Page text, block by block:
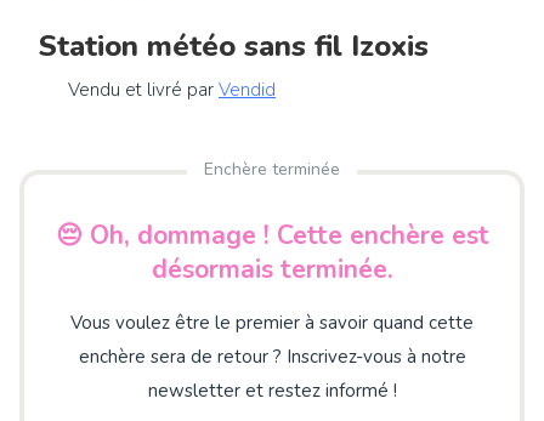
Station météo sans fil Izoxis
Vendu et livré par Vendid
Enchère terminée
😔 Oh, dommage ! Cette enchère est
désormais terminée.
Vous voulez être le premier à savoir quand cette
enchère sera de retour ? Inscrivez-vous à notre
newsletter et restez informé !